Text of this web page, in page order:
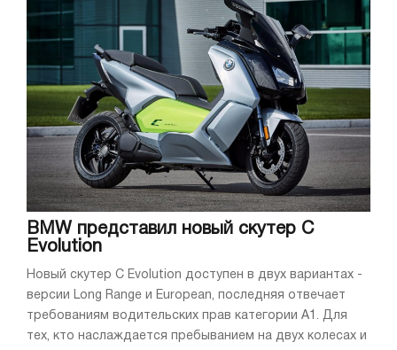
BMW представил новый скутер C
Evolution
Новый скутер C Evolution доступен в двух вариантах -
версии Long Range и European, последняя отвечает
требованиям водительских прав категории А1. Для
тех, кто наслаждается пребыванием на двух колесах и